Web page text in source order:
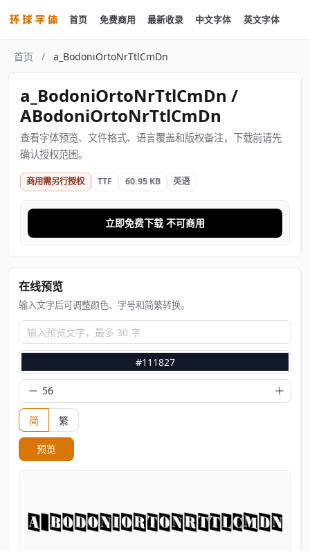
首页 免费商用 最新收录 中文字体 英文字体
首页 / a_BodoniOrtoNrTtlCmDn
a_BodoniOrtoNrTtlCmDn /
ABodoniOrtoNrTtlCmDn
查看字体预览、文件格式、语言覆盖和版权备注，下载前请先
确认授权范围。
商用需另行授权 TTF 60.95 KB 英语
立即免费下载 不可商用
在线预览
输入文字后可调整颜色、字号和简繁转换。
输入预览文字，最多 30 字
#111827
简 繁
预览